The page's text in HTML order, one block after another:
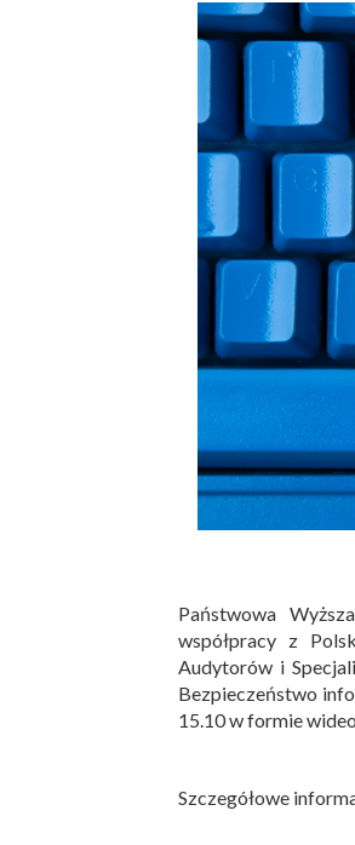
Państwowa
współpracy z
Audytorów i
Bezpieczeństwo
15.10 w formie
Szczegółowe